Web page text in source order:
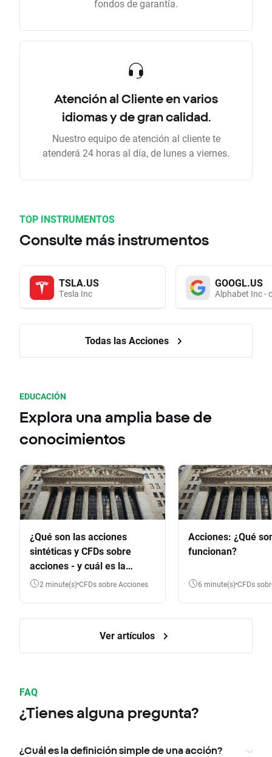
fondos de garantía.
Atención al Cliente en varios
idiomas y de gran calidad.
Nuestro equipo de atención al cliente te
atenderá 24 horas al día, de lunes a viernes.
TOP INSTRUMENTOS
Consulte más instrumentos
TSLA.US
Tesla Inc
GOOGL.US
Alphabet Inc -
Todas las Acciones
EDUCACIÓN
Explora una amplia base de
conocimientos
¿Qué son las acciones
sintéticas y CFDs sobre
acciones - y cuál es la
diferencia?
2 minute(s) CFDs sobre Acciones
Acciones: ¿Qué
funcionan?
6 minute(s) CFDs
Ver artículos
FAQ
¿Tienes alguna pregunta?
¿Cuál es la definición simple de una acción?